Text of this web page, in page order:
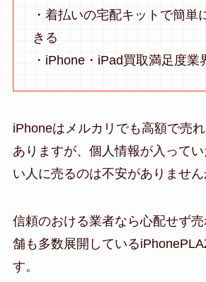
・着払いの宅配キットで簡単
きる
・iPhone・iPad買取満足度業
iPhoneはメルカリでも高額で売
ありますが、個人情報が入って
い人に売るのは不安がありません
信頼のおける業者なら心配せず
舗も多数展開している
す。